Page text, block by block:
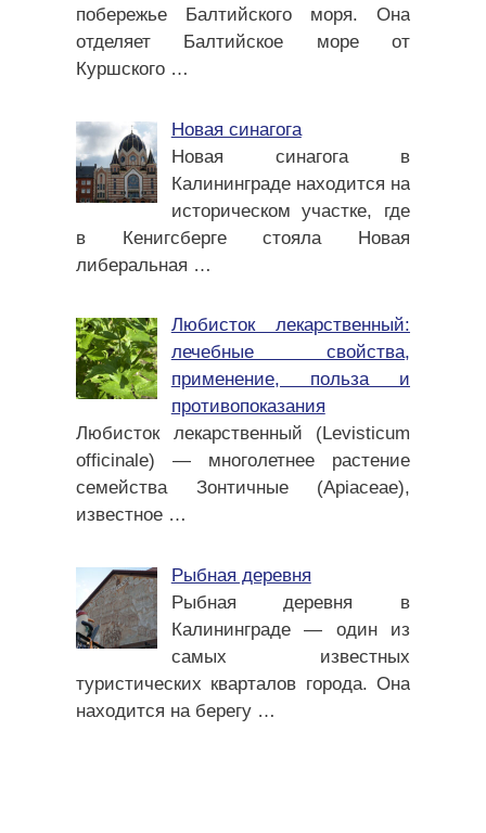
побережье Балтийского моря. Она
отделяет Балтийское море от
Куршского …
Новая синагога
Новая синагога в
Калининграде находится на
историческом участке, где
в Кенигсберге стояла Новая
либеральная …
Любисток лекарственный:
лечебные свойства,
применение, польза и
противопоказания
Любисток лекарственный (Levisticum
officinale) — многолетнее растение
семейства Зонтичные (Apiaceae),
известное …
Рыбная деревня
Рыбная деревня в
Калининграде — один из
самых известных
туристических кварталов города. Она
находится на берегу …